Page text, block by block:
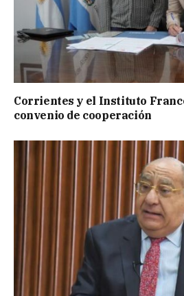
Corrientes y el Instituto
convenio de cooperación